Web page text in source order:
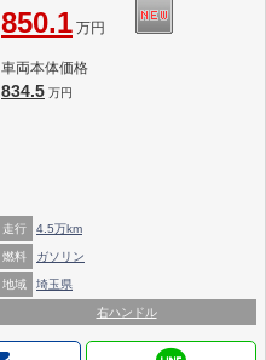
850.1 万円
車両本体価格
834.5 万円
走行 4.5万km
燃料 ガソリン
地域 埼玉県
右ハンドル